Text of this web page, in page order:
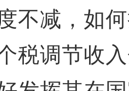
不减，如
税调节收